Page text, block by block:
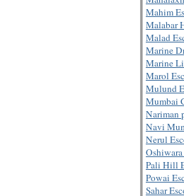
Mahim
Malabar
Malad
Marine
Marine
Marol
Mulund
Mumbai
Nariman
Navi
Nerul
Pali Hill
Powai
Sahar